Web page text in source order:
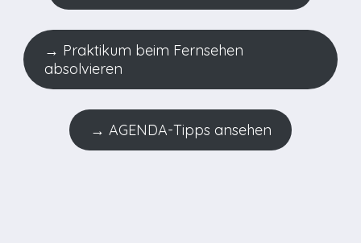
→ Praktikum beim Fernsehen
absolvieren
→ AGENDA-Tipps ansehen